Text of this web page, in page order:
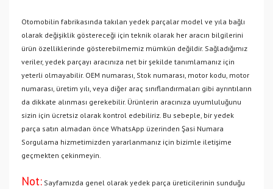
Otomobilin fabrikasında takılan yedek parçalar model ve yıla bağlı
olarak değişiklik göstereceği için teknik olarak her aracın bilgilerini
ürün özelliklerinde gösterebilmemiz mümkün değildir. Sağladığımız
veriler, yedek parçayı aracınıza net bir şekilde tanımlamanız için
yeterli olmayabilir. OEM numarası, Stok numarası, motor kodu, motor
numarası, üretim yılı, veya diğer araç sınıflandırmaları gibi ayrıntıların
da dikkate alınması gerekebilir. Ürünlerin aracınıza uyumluluğunu
sizin için ücretsiz olarak kontrol edebiliriz. Bu sebeple, bir yedek
parça satın almadan önce WhatsApp üzerinden Şasi Numara
Sorgulama hizmetimizden yararlanmanız için bizimle iletişime
geçmekten çekinmeyin.
Not: Sayfamızda genel olarak yedek parça üreticilerinin sunduğu